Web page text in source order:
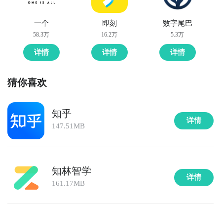
一个
58.3万
详情
即刻
16.2万
详情
数字尾巴
5.3万
详情
猜你喜欢
知乎
147.51MB
详情
知林智学
161.17MB
详情